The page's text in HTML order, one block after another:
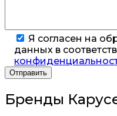
Я согласен на
данных в
Бренды